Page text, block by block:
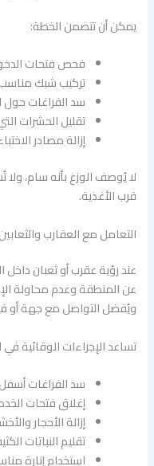
يمكن أن تتضمن الخطة:
فحص فتحات
تركيب شبك
سد الفراغات حول
تقليل الحشرات
إزالة مصادر
لا يُوصف الوزغ بأنه سام،
قرب الأغذية.
التعامل مع العقارب والثعابين
عند رؤية عقرب أو ثعبان داخل
عن المنطقة وعدم محاولة
ويُفضل التواصل مع جهة أو
تساعد الإجراءات الوقائية
سد الفراغات
إغلاق فتحات
إزالة الأحجار
تقليم النباتات
استخدام إنارة